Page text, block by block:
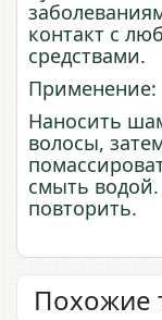
контакт с
средствами.
Применение:
Наносить
волосы,
смыть водой.
повторить.
Похожие